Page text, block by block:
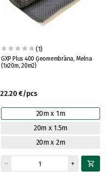
(1)
GXP Plus 400 Ģeomembrāna, Melna
(1x20m, 20m2)
22.20 €/pcs
20m x 1m
20m x 1.5m
20m x 2m